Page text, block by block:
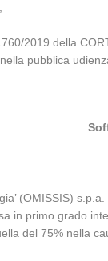
2019 della
pubblica
(OMISSIS)
in primo grado
del 75% nella